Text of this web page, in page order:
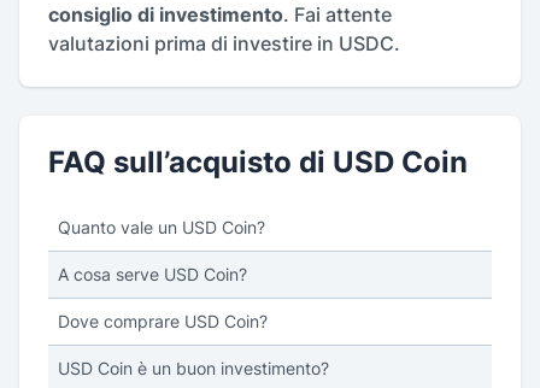
consiglio di investimento. Fai attente
valutazioni prima di investire in USDC.
FAQ sull’acquisto di USD Coin
Quanto vale un USD Coin?
A cosa serve USD Coin?
Dove comprare USD Coin?
USD Coin è un buon investimento?